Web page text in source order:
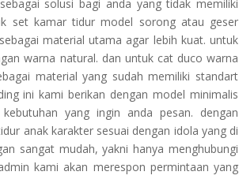
solusi bagi anda yang tidak memiliki
set kamar tidur model sorong atau geser
material utama agar lebih kuat. untuk
warna natural. dan untuk cat duco warna
material yang sudah memiliki standart
ini kami berikan dengan model minimalis
yang ingin anda pesan. dengan
anak karakter sesuai dengan idola yang di
sangat mudah, yakni hanya menghubungi
kami akan merespon permintaan yang